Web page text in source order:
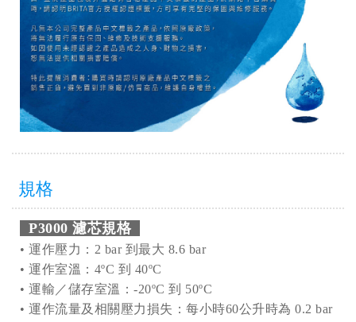
規格
P3000 濾芯規格
• 運作壓力：2 bar 到最大 8.6 bar
• 運作室溫：4ºC 到 40ºC
• 運輸／儲存室溫：-20ºC 到 50ºC
• 運作流量及相關壓力損失：每小時60公升時為 0.2 bar